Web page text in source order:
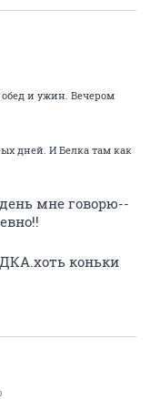
и ужин. Вечером
дней. И Белка там как
мне говорю--
коньки